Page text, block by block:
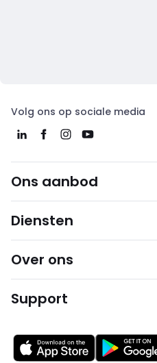
Volg ons op sociale media
Ons aanbod
Diensten
Over ons
Support